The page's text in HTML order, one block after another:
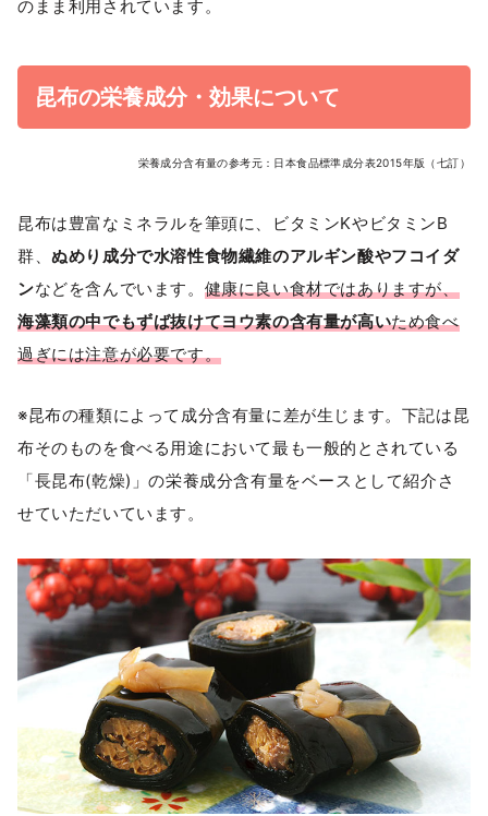
のまま利用されています。
昆布の栄養成分・効果について
栄養成分含有量の参考元：日本食品標準成分表2015年版（七訂）
昆布は豊富なミネラルを筆頭に、ビタミンKやビタミンB
群、ぬめり成分で水溶性食物繊維のアルギン酸やフコイダ
ンなどを含んでいます。 健康に良い食材ではありますが、
海藻類の中でもずば抜けてヨウ素の含有量が高いため食べ
過ぎには注意が必要です。
※昆布の種類によって成分含有量に差が生じます。下記は昆
布そのものを食べる用途において最も一般的とされている
「長昆布(乾燥)」の栄養成分含有量をベースとして紹介さ
せていただいています。